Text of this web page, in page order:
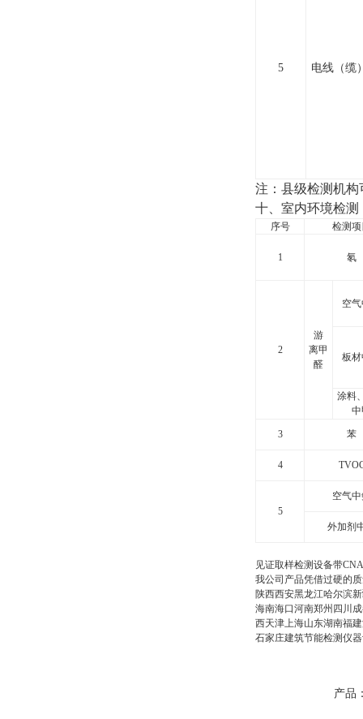
5 电线（缆
注：县级检测机构
十、室内环境检测
序号 检测
1 氡
2
游
离甲
醛
空
板
涂料
中
3 苯
4
5
空气
外加剂
见证取样检测设备带
我公司产品凭借过硬的
陕西西安黑龙江哈尔滨
海南海口河南郑州四川
西天津上海山东湖南福
石家庄建筑节能检测仪
产品